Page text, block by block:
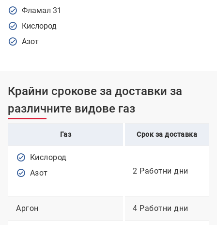
Фламал 31
Кислород
Азот
Крайни срокове за доставки за
различните видове газ
Газ Срок за доставка
Кислород
Азот
2 Работни дни
Аргон 4 Работни дни